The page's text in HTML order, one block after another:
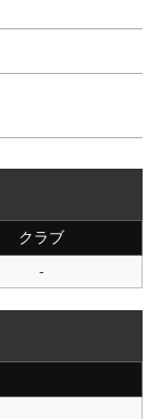
クラブ
-